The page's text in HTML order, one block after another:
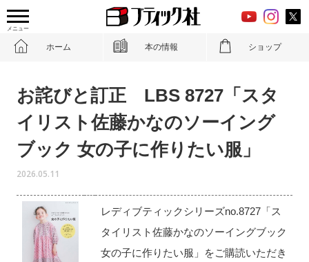
メニュー
ホーム 本の情報 ショップ
お詫びと訂正 LBS 8727「スタ
イリスト佐藤かなのソーイング
ブック 女の子に作りたい服」
2026.05.11
レディブティックシリーズno.8727「ス
タイリスト佐藤かなのソーイングブック
女の子に作りたい服」をご購読いただき